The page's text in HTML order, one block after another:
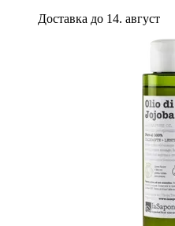
Доставка до 14. август